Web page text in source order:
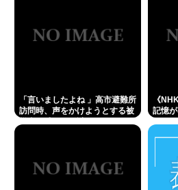
期以降、ドラマはつまらなく
コロナ禍以上 飲食店からは悲
1%の基本方針を決定も…懸
Powered by livedoor 相互RSS
「言いましたよね 」高市避難所
訪問時、声をかけようとする被
《
記憶